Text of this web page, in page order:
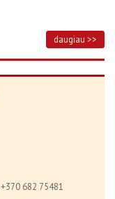
daugiau >>
+370 682 75481